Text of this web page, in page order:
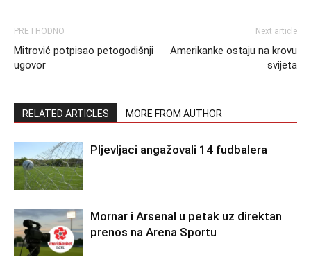
PRETHODNO
Mitrović potpisao petogodišnji
ugovor
Next article
Amerikanke ostaju na krovu
svijeta
RELATED ARTICLES MORE FROM AUTHOR
Pljevljaci angažovali 14 fudbalera
Mornar i Arsenal u petak uz direktan
prenos na Arena Sportu